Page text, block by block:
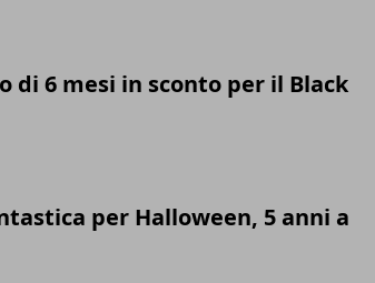
di 6 mesi in sconto per il Black
per Halloween, 5 anni a